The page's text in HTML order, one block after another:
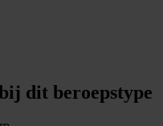
dit beroepstype